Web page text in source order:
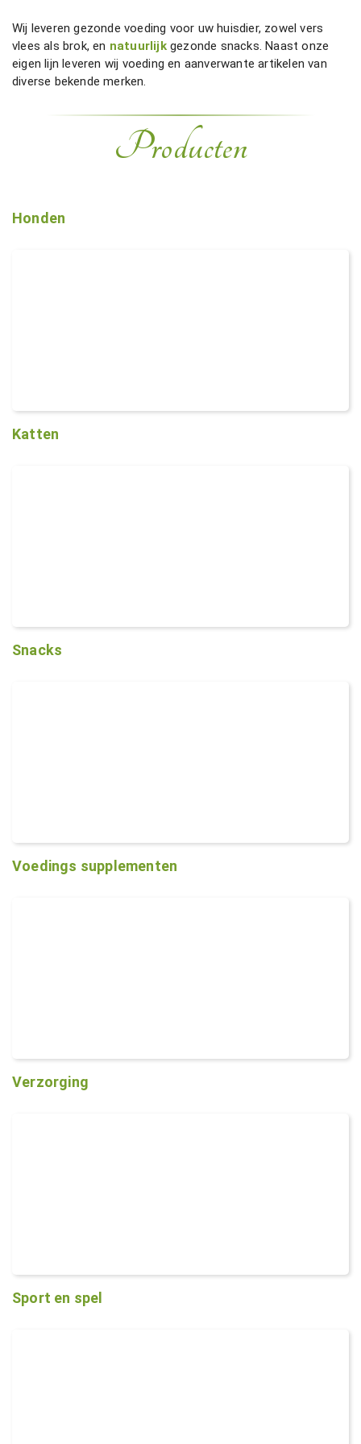
Wij leveren gezonde voeding voor uw huisdier, zowel vers
vlees als brok, en natuurlijkgezonde snacks. Naast onze
eigen lijn leveren wij voeding en aanverwante artikelen van
diverse bekende merken.
Producten
Honden
Katten
Snacks
Voedings supplementen
Verzorging
Sport en spel